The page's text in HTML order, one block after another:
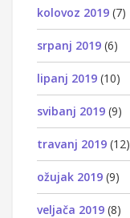
kolovoz 2019 (7)
srpanj 2019 (6)
lipanj 2019 (10)
svibanj 2019 (9)
travanj 2019 (12)
ožujak 2019 (9)
veljača 2019 (8)